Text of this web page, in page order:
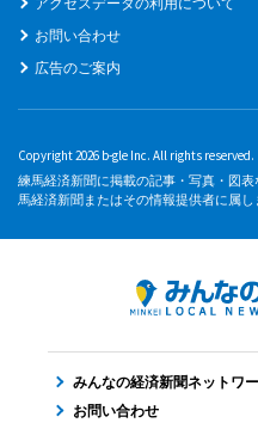
お問い合わせ
広告のご案内
Copyright 2026 b-gle Inc. All rights reserved.
練馬経済新聞に掲載の記事・写真・図
馬経済新聞またはその情報提供者に属し
みんなの経済新聞ネットワ
お問い合わせ